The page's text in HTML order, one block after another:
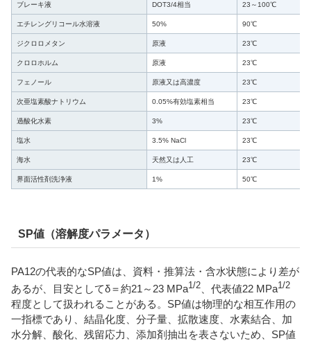
ブレーキ液 DOT3/4相当 23～100℃
エチレングリコール水溶液 50% 90℃
ジクロロメタン 原液 23℃
クロロホルム 原液 23℃
フェノール 原液又は高濃度 23℃
次亜塩素酸ナトリウム 0.05%有効塩素相当 23℃
過酸化水素 3% 23℃
塩水 3.5% NaCl 23℃
海水 天然又は人工 23℃
界面活性剤洗浄液 1% 50℃
SP値（溶解度パラメータ）
PA12の代表的なSP値は、資料・推算法・含水状態により差が
あるが、目安としてδ＝約21～23 MPa1/2 、代表値22 MPa1/2
程度として扱われることがある。SP値は物理的な相互作用の
一指標であり、結晶化度、分子量、拡散速度、水素結合、加
水分解、酸化、残留応力、添加剤抽出を表さないため、SP値